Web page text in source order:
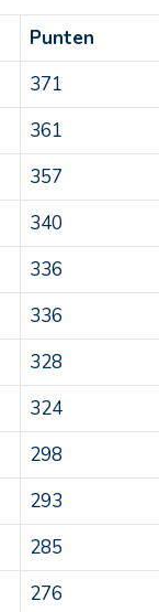
Punten
371
361
357
340
336
336
328
324
298
293
285
276